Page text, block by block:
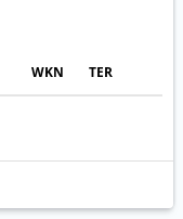
WKN TER